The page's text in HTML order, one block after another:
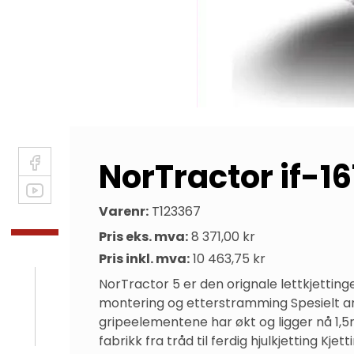
NorTractor if-
Varenr: T123367
Pris eks. mva:8 371,00 kr
Pris inkl. mva:10 463,75 kr
NorTractor 5 er den orignale
montering og etterstramming Spesielt
gripeelementene har økt og ligger nå
fabrikk fra tråd til ferdig hjulkjetting